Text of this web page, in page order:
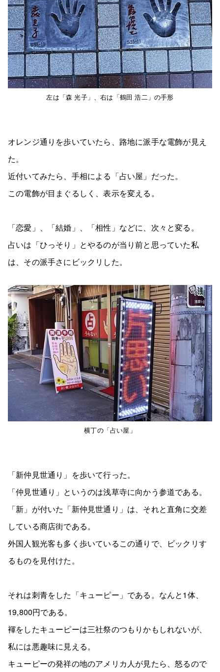
左は「森 光子」、右は「鶴田 浩二」の手形
オレンジ通りを歩いていたら、路地に派手な電飾が見え
た。
近付いてみたら、手相による「占い屋」だった。
この電飾が目まぐるしく、表示を変える。
「恋愛」、「結婚」、「相性」などに、次々と変る。
占いは「ひっそり」とやるのが当り前と思っていた私
は、その派手さにビックリした。
横丁の「占い屋」
「新仲見世通り」を歩いて行った。
「仲見世通り」というのは浅草寺に向かう参道である。
「新」が付いた「新仲見世通り」は、それと直角に交差
している商店街である。
外国人観光客も多く歩いているこの通りで、ビックリす
るものを見付けた。
それは刺青をした「キューピー」である。なんと1体、
19,800円である。
褌をしたキューピーは三社祭のつもりかもしれないが、
私には悪趣味に見える。
キューピーの発祥の地のアメリカ人が見たら、怒るので